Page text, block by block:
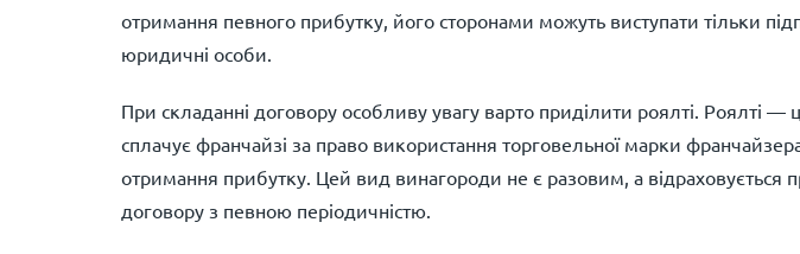
отримання певного прибутку, його сторонами можуть виступати тільки
юридичні особи.
При складанні договору особливу увагу варто приділити роялті. Роялті —
сплачує франчайзі за право використання торговельної марки
отримання прибутку. Цей вид винагороди не є разовим, а відраховується
договору з певною періодичністю.